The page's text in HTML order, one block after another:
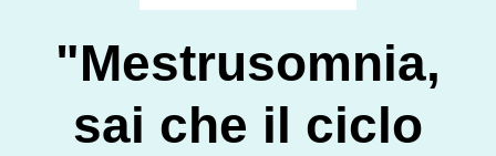
"Mestrusomnia,
sai che il ciclo